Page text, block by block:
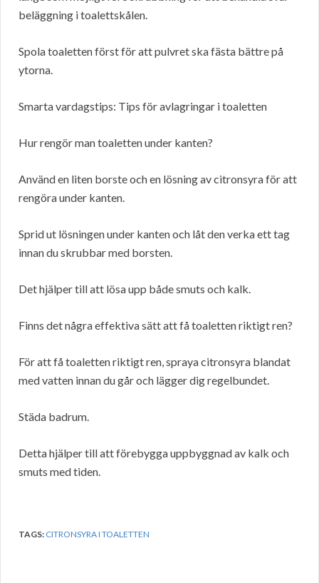
beläggning i toalettskålen.
Spola toaletten först för att pulvret ska fästa bättre på
ytorna.
Smarta vardagstips: Tips för avlagringar i toaletten
Hur rengör man toaletten under kanten?
Använd en liten borste och en lösning av citronsyra för att
rengöra under kanten.
Sprid ut lösningen under kanten och låt den verka ett tag
innan du skrubbar med borsten.
Det hjälper till att lösa upp både smuts och kalk.
Finns det några effektiva sätt att få toaletten riktigt ren?
För att få toaletten riktigt ren, spraya citronsyra blandat
med vatten innan du går och lägger dig regelbundet.
Städa badrum.
Detta hjälper till att förebygga uppbyggnad av kalk och
smuts med tiden.
TAGS: CITRONSYRA I TOALETTEN